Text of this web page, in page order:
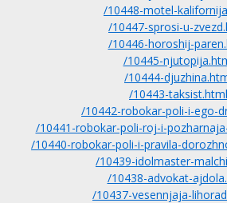
/10448-motel-
/10447-sprosi-u-
/10446-horoshij-
/10445-
/10444-
/10443-taksist.html
/10442-robokar-poli-i-ego-
/10441-robokar-poli-roj-i-
/10440-robokar-poli-i-pravila-
/10439-idolmaster-
/10438-advokat-
/10437-vesennjaja-